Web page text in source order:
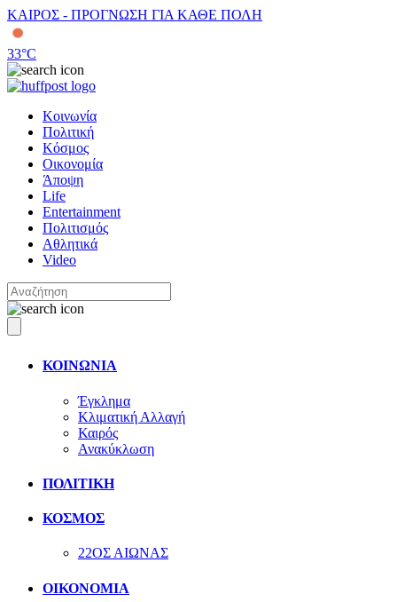
ΚΑΙΡΟΣ - ΠΡΟΓΝΩΣΗ ΓΙΑ ΚΑΘΕ ΠΟΛΗ
33°C
Κοινωνία
Πολιτική
Κόσμος
Οικονομία
Άποψη
Life
Entertainment
Πολιτισμός
Αθλητικά
Video
ΚΟΙΝΩΝΙΑ
Έγκλημα
Κλιματική Αλλαγή
Καιρός
Ανακύκλωση
ΠΟΛΙΤΙΚΗ
ΚΟΣΜΟΣ
22ΟΣ ΑΙΩΝΑΣ
ΟΙΚΟΝΟΜΙΑ